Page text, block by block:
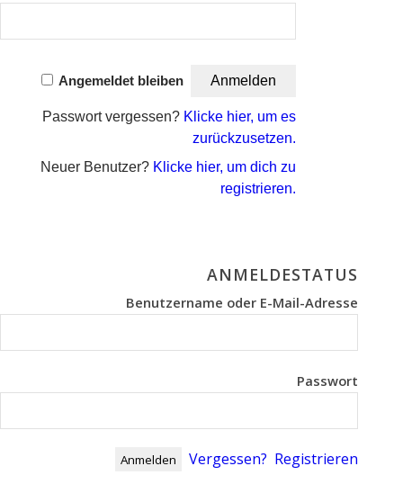
Angemeldet bleiben
Passwort vergessen? Klicke hier, um es
zurückzusetzen.
Neuer Benutzer? Klicke hier, um dich zu
registrieren.
ANMELDESTATUS
Benutzername oder E-Mail-Adresse
Passwort
Vergessen? Registrieren